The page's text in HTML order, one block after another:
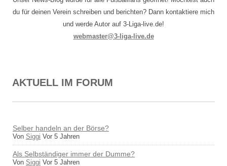
du für deinen Verein schreiben und berichten? Dann kontaktiere mich
und werde Autor auf 3-Liga-live.de!
webmaster@3-liga-live.de
AKTUELL IM FORUM
Selber handeln an der Börse?
Von Siggi Vor 5 Jahren
Als Selbständiger immer der Dumme?
Von Siggi Vor 5 Jahren